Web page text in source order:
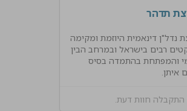
תדהר
נדל"ן דינאמית היוזמת ומקימה
רבים בישראל ובמרחב הבין
והמפתחת בהתמדה בסיס
איתן.
חוות דעת.